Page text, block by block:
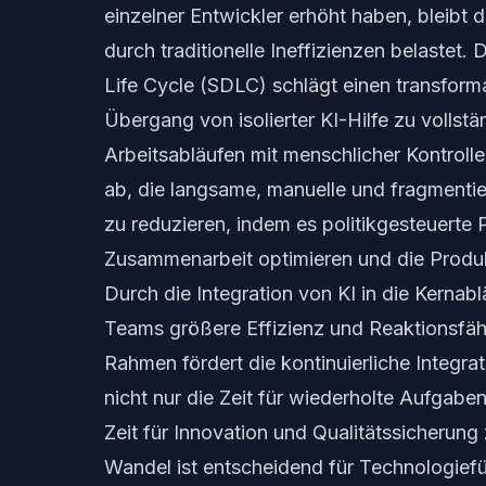
einzelner Entwickler erhöht haben, bleibt
durch traditionelle Ineffizienzen belastet.
Life Cycle (SDLC) schlägt einen
Übergang von isolierter KI-Hilfe zu
Arbeitsabläufen mit menschlicher
ab, die langsame, manuelle und
zu reduzieren, indem es politikgesteuerte
Zusammenarbeit optimieren und die
Durch die Integration von KI in die
Teams größere Effizienz und
Rahmen fördert die kontinuierliche
nicht nur die Zeit für wiederholte
Zeit für Innovation und
Wandel ist entscheidend für